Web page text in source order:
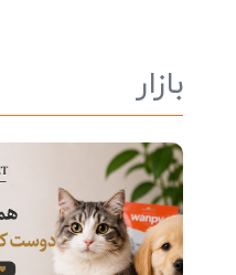
بازار